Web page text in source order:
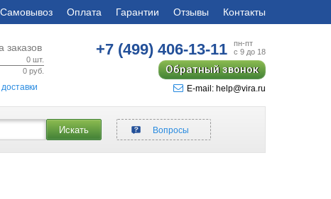
Самовывоз Оплата Гарантии Отзывы Контакты
заказов
0 шт.
0 руб.
+7 (499)406-13-11
пн-пт
с 9 до 18
Обратный звонок
E-mail: help@vira.ru
Искать Вопросы